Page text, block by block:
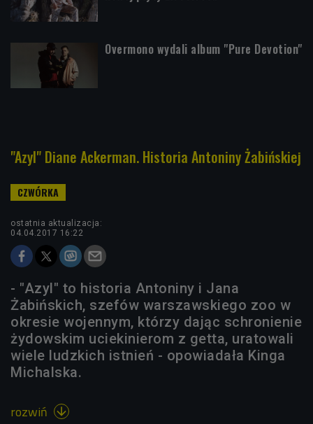
Overmono wydali album "Pure Devotion"
"Azyl" Diane Ackerman. Historia Antoniny Żabińskiej
ostatnia aktualizacja:
04.04.2017 16:22
- "Azyl" to historia Antoniny i Jana
Żabińskich, szefów warszawskiego zoo w
okresie wojennym, którzy dając schronienie
żydowskim uciekinierom z getta, uratowali
wiele ludzkich istnień - opowiadała Kinga
Michalska.
rozwiń 